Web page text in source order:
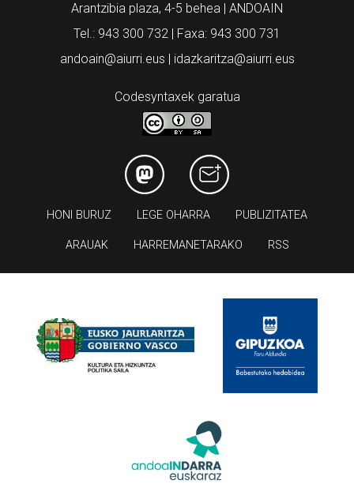
Arantzibia plaza, 4-5 behea | ANDOAIN
Tel.: 943 300 732 | Faxa: 943 300 731
andoain@aiurri.eus | idazkaritza@aiurri.eus
Codesyntaxek garatua
HONI BURUZ LEGE OHARRA PUBLIZITATEA
ARAUAK HARREMANETARAKO RSS